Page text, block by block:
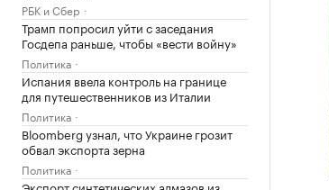
РБК и Сбер
Трамп попросил уйти с заседания
Госдепа раньше, чтобы «вести войну»
Политика
Испания ввела контроль на границе
для путешественников из Италии
Политика
Bloomberg узнал, что Украине грозит
обвал экспорта зерна
Политика
Экспорт синтетических алмазов из